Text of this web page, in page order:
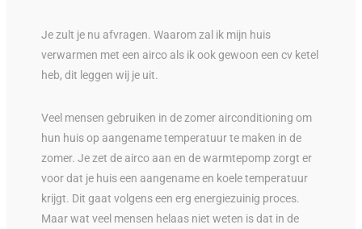
Je zult je nu afvragen. Waarom zal ik mijn huis
verwarmen met een airco als ik ook gewoon een cv ketel
heb, dit leggen wij je uit.
Veel mensen gebruiken in de zomer airconditioning om
hun huis op aangename temperatuur te maken in de
zomer. Je zet de airco aan en de warmtepomp zorgt er
voor dat je huis een aangename en koele temperatuur
krijgt. Dit gaat volgens een erg energiezuinig proces.
Maar wat veel mensen helaas niet weten is dat in de